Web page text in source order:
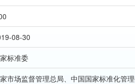
08-30
标准委
市场监督管理总局、中国国家标准化管